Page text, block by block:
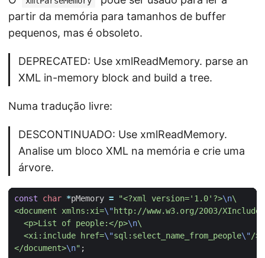
partir da memória para tamanhos de buffer
pequenos, mas é obsoleto.
DEPRECATED: Use xmlReadMemory. parse an
XML in-memory block and build a tree.
Numa tradução livre:
DESCONTINUADO: Use xmlReadMemory.
Analise um bloco XML na memória e crie uma
árvore.
const char *pMemory = "<?xml version='1.0'?>\n
<document xmlns:xi=\"http://www.w3.org/2003/XInclude
  <p>List of people:</p>
\n
  <xi:include href=
\"sql:select_name_from_people\"/>
</document>\n" ;